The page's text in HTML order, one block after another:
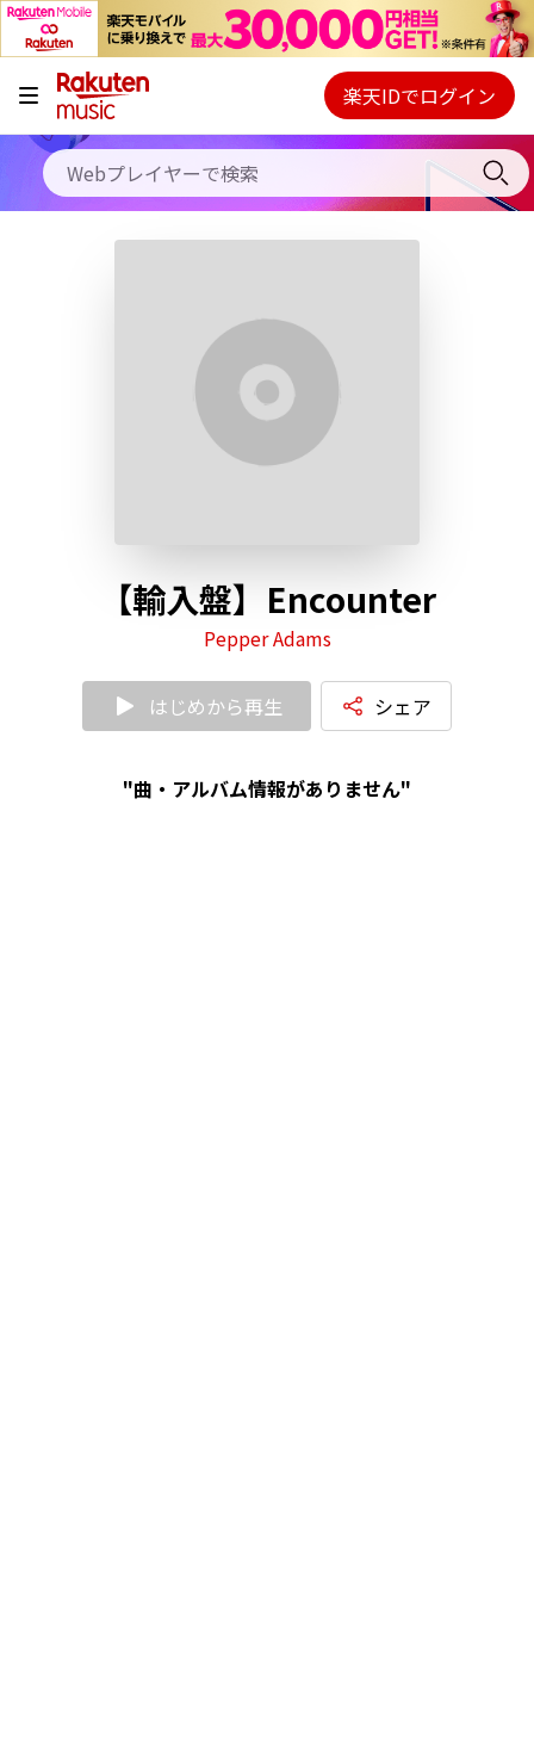
キャンペーン
料金プラン
使い方
Webプレイヤー
ご契約内容の確認・変更
楽天IDでログイン
【輸入盤】Encounter
Pepper Adams
はじめから再生 シェア
"曲・アルバム情報がありません"